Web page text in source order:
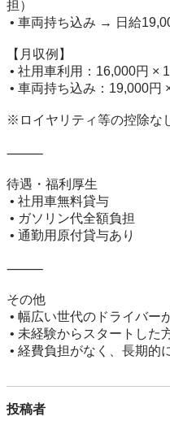
担）
【月収例】
※ロイヤリティ等の控除な
⸻
待遇・福利厚生
⸻
その他
• 経費負担がなく、長期的
投稿者